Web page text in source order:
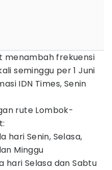
menambah frekuensi
seminggu per 1 Juni
IDN Times, Senin
rute Lombok-
hari Senin, Selasa,
Minggu
hari Selasa dan Sabtu